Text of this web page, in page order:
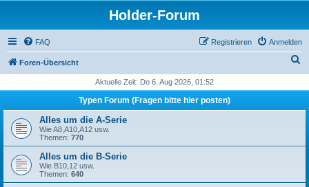
Holder-Forum
FAQ Anmelden
Registrieren
Foren-Übersicht
h
Aktuelle Zeit: Do 6. Aug 2026, 01:52
Typen Forum (Fragen bitte hier posten)
Alles um die A-Serie
Wie A8,A10,A12 usw.
Themen: 770
Alles um die B-Serie
Wie B10,12 usw.
Themen: 640